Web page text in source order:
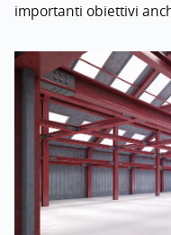
importanti obiettivi